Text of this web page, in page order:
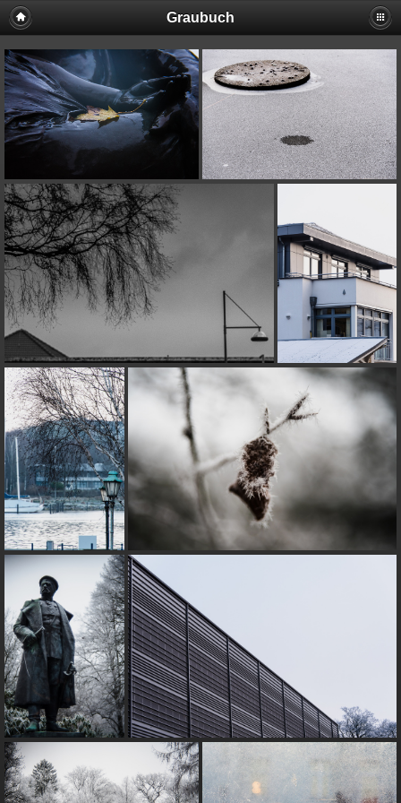
Graubuch